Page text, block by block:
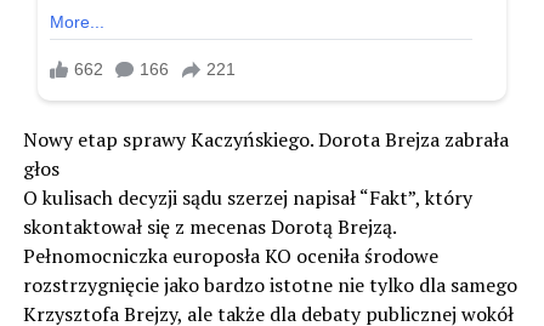
Nowy etap sprawy Kaczyńskiego. Dorota Brejza zabrała
głos
O kulisach decyzji sądu szerzej napisał “Fakt”, który
skontaktował się z mecenas Dorotą Brejzą.
Pełnomocniczka europosła KO oceniła środowe
rozstrzygnięcie jako bardzo istotne nie tylko dla samego
Krzysztofa Brejzy, ale także dla debaty publicznej wokół